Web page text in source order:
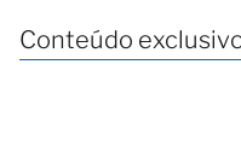
Conteúdo